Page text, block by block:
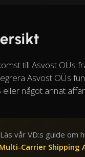
till Asvost OÜs
Asvost OÜs
eller något annat
vår VD:s guide
Carrier Shipping